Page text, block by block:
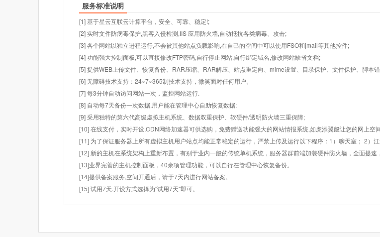
服务标准说明
[1] 基于星云互联云计算平台，安全、可靠、稳定!;
[2] 实时文件防病毒保护,黑客入侵检测,IIS 应用防火墙,自动抵抗各类病毒、攻击;
[3] 各个网站以独立进程运行,不会被其他站点负载影响,在自己的空间中可以使用FSO和jmail等其他控件;
[4] 功能强大控制面板,可以直接修改FTP密码,自行停止网站,自行绑定域名,修改网站缺省文档;
[5] 提供WEB上传文件、恢复备份、RAR压缩、RAR解压、站点重定向、mime设置、目录保护、文件保护、脚本
[6] 无障碍技术支持：24×7×365制技术支持，微笑面对任何用户。
[7] 每3分钟自动访问网站一次，监控网站运行.
[8] 自动每7天备份一次数据,用户能在管理中心自助恢复数据;
[9] 采用独特的第六代高级虚拟主机系统、数据双重保护、软硬件/透明防火墙三重保障;
[10] 在线支付，实时开设,CDN网络加速器可供选购，免费赠送功能强大的网站情报系统,如虎添翼般让您的网上空
[11] 为了保证服务器上所有虚拟主机用户站点均能正常稳定的运行，严禁上传及运行以下程序：1）聊天室； 2）
[12] 新的主机在系统架构上重新布置，有别于业内一般的传统单机系统，服务器群前端加装硬件防火墙，全面提
[13]业界完善的主机控制面板，40余项管理功能，可以自行在管理中心恢复备份。
[14]提供备案服务,空间开通后，请于7天内进行网站备案。
[15] 试用7天.开设方式选择为"试用7天"即可。